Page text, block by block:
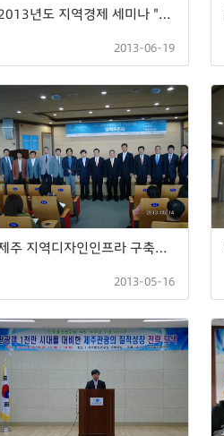
2013년도 지역경제 세미나 "중국경제와 제주경제"
2013-06-19
제주 지역디자인인프라 구축을 위한 정책 토론회
2013-05-16